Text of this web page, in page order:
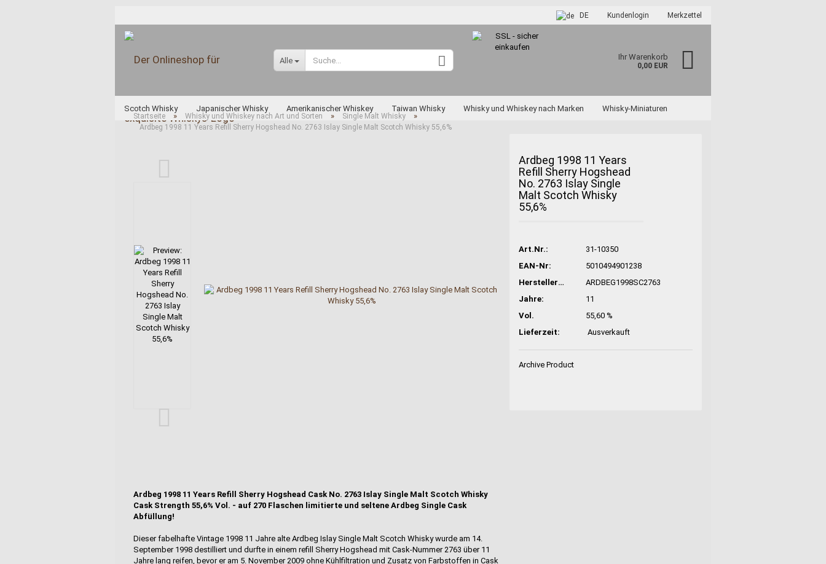
DE
Sprache auswählen
Kundenlogin
Konto erstellen
Passwort vergessen?
Merkzettel
Alle Ihr Warenkorb
0,00 EUR
Scotch Whisky Japanischer Whisky Amerikanischer Whiskey Taiwan Whisky Whisky und Whiskey nach Marken Whisky-Miniaturen
Unabhängige Abfüller Whisky und Whiskey nach Art und Sorten Diverse Raritäten
Startseite » Whisky und Whiskey nach Art und Sorten » Single Malt Whisky »
Ardbeg 1998 11 Years Refill Sherry Hogshead No. 2763 Islay Single Malt Scotch Whisky 55,6%
Ardbeg 1998 11 Years
Refill Sherry Hogshead
No. 2763 Islay Single
Malt Scotch Whisky
55,6%
Art.Nr.:
31-10350
EAN-Nr:
5010494901238
Hersteller-Nr:
ARDBEG1998SC2763
Jahre:
11
Vol.
55,60 %
Lieferzeit:
Ausverkauft
Archive Product
Ardbeg 1998 11 Years Refill Sherry Hogshead Cask No. 2763 Islay Single Malt Scotch Whisky
Cask Strength 55,6% Vol. - auf 270 Flaschen limitierte und seltene Ardbeg Single Cask
Abfüllung!
Dieser fabelhafte Vintage 1998 11 Jahre alte Ardbeg Islay Single Malt Scotch Whisky wurde am 14.
September 1998 destilliert und durfte in einem refill Sherry Hogshead mit Cask-Nummer 2763 über 11
Jahre lang reifen, bevor er am 5. November 2009 ohne Kühlfiltration und Zusatz von Farbstoffen in Cask